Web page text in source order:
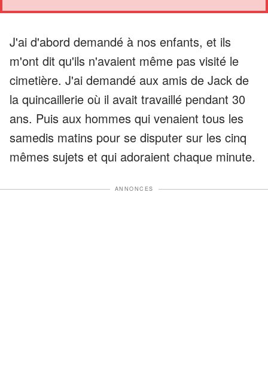
J'ai d'abord demandé à nos enfants, et ils
m'ont dit qu'ils n'avaient même pas visité le
cimetière. J'ai demandé aux amis de Jack de
la quincaillerie où il avait travaillé pendant 30
ans. Puis aux hommes qui venaient tous les
samedis matins pour se disputer sur les cinq
mêmes sujets et qui adoraient chaque minute.
ANNONCES